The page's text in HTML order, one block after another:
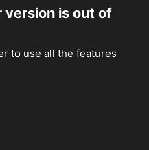
version is out of
to use all the features